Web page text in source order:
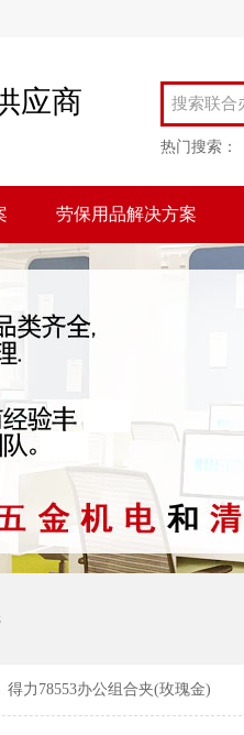
应商
热门搜索：
劳保用品解决方案
得力78553办公组合夹(玫瑰金)